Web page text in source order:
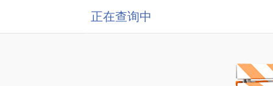
正在查询中